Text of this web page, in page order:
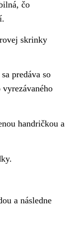
čo
skrinky
predáva so
handričkou a
a následne